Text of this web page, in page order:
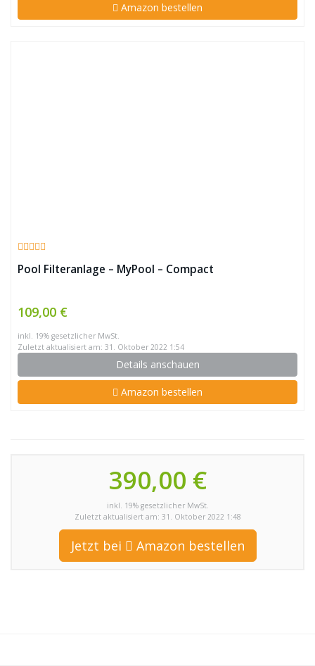
Amazon bestellen
Pool Filteranlage – MyPool – Compact
109,00 €
inkl. 19% gesetzlicher MwSt.
Zuletzt aktualisiert am: 31. Oktober 2022 1:54
Details anschauen
Amazon bestellen
390,00 €
inkl. 19% gesetzlicher MwSt.
Zuletzt aktualisiert am: 31. Oktober 2022 1:48
Jetzt bei Amazon bestellen